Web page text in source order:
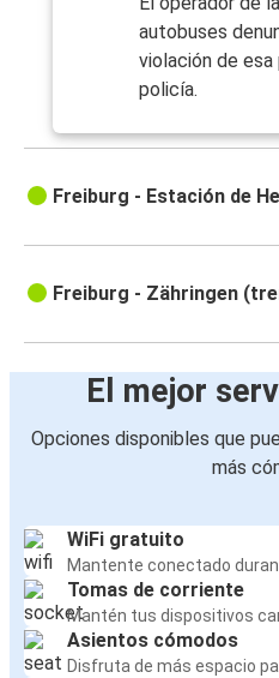
autobuses
violación de esa
policía.
Freiburg - Estación de
Freiburg - Zähringen
El mejor
Opciones disponibles que
más
WiFi gratuito
Mantente conectado
Tomas de corriente
Mantén tus dispositivos
Asientos cómodos
Disfruta de más espacio